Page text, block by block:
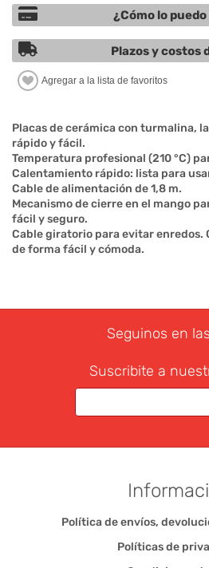
¿Cómo lo
Plazos y costos
Placas de cerámica con turmalina,
rápido y fácil.
Temperatura profesional (210 °C)
Calentamiento rápido: lista para
Cable de alimentación de 1,8 m.
Mecanismo de cierre en el mango
fácil y seguro.
Cable giratorio para evitar enredos.
de forma fácil y cómoda.
Seguinos en
Suscribite a
Política de envíos,
Políticas de